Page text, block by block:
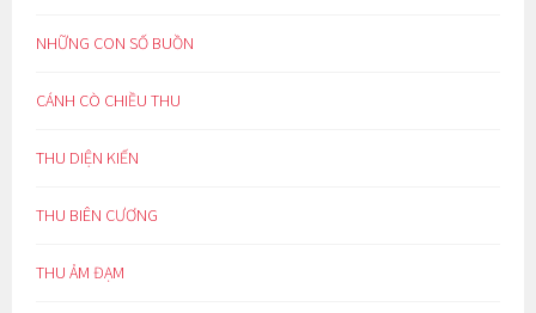
NHỮNG CON SỐ BUỒN
CÁNH CÒ CHIỀU THU
THU DIỆN KIẾN
THU BIÊN CƯƠNG
THU ẢM ĐẠM